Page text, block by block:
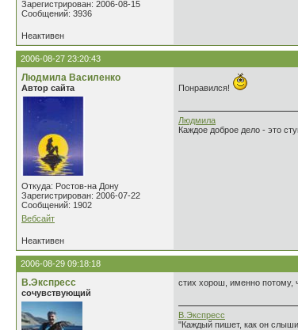
Зарегистрирован: 2006-08-15
Сообщений: 3936
Неактивен
2006-08-27 23:20:43
Людмила Василенко
Автор сайта
Откуда: Ростов-на Дону
Зарегистрирован: 2006-07-22
Сообщений: 1902
Вебсайт
Понравился!
Людмила
Каждое доброе дело - это
Неактивен
2006-08-29 09:18:18
В.Экспресс
сочувствующий
стих хорош, именно потому,
В.Экспресс
"Каждый пишет, как он